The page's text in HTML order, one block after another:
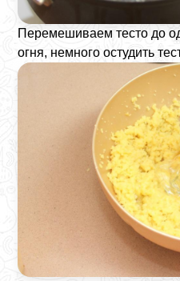
Перемешиваем тесто до
огня, немного остудить